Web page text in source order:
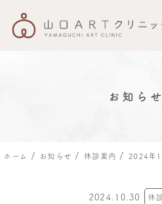
お知らせ
ホーム / お知らせ /休診案内 / 2024年
2024.10.30 休